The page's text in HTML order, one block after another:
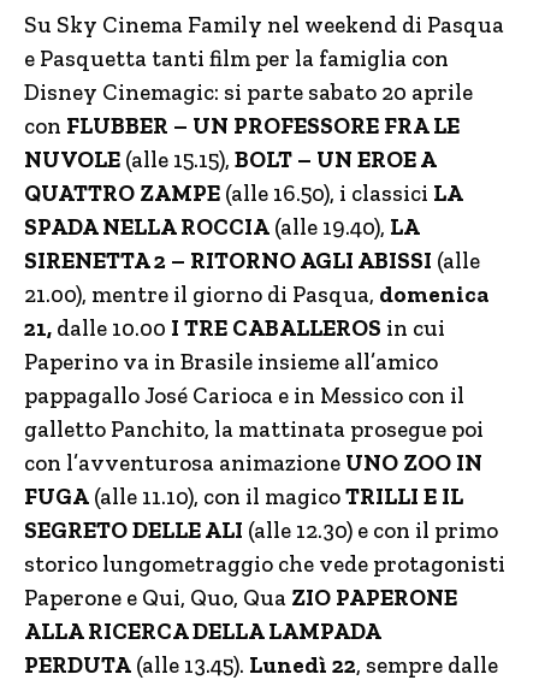
Su Sky Cinema Family nel weekend di Pasqua
e Pasquetta tanti film per la famiglia con
Disney Cinemagic: si parte sabato 20 aprile
con FLUBBER – UN PROFESSORE FRA LE
NUVOLE (alle 15.15), BOLT – UN EROE A
QUATTRO ZAMPE (alle 16.50), i classici LA
SPADA NELLA ROCCIA (alle 19.40), LA
SIRENETTA 2 – RITORNO AGLI ABISSI (alle
21.00), mentre il giorno di Pasqua, domenica
21, dalle 10.00 I TRE CABALLEROS in cui
Paperino va in Brasile insieme all’amico
pappagallo José Carioca e in Messico con il
galletto Panchito, la mattinata prosegue poi
con l’avventurosa animazione UNO ZOO IN
FUGA (alle 11.10), con il magicoTRILLI E IL
SEGRETO DELLE ALI (alle 12.30) e con il primo
storico lungometraggio che vede protagonisti
Paperone e Qui, Quo, Qua ZIO PAPERONE
ALLA RICERCA DELLA LAMPADA
PERDUTA (alle 13.45). Lunedì 22, sempre dalle